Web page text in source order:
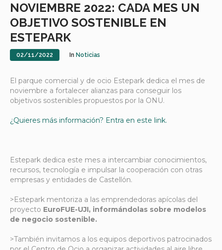
NOVIEMBRE 2022: CADA MES UN
OBJETIVO SOSTENIBLE EN
ESTEPARK
02/11/2022 In Noticias
El parque comercial y de ocio Estepark dedica el mes de
noviembre a fortalecer alianzas para conseguir los
objetivos sostenibles propuestos por la ONU.
¿Quieres más información? Entra en este link.
Estepark dedica este mes a intercambiar conocimientos,
recursos, tecnología e impulsar la cooperación con otras
empresas y entidades de Castellón.
>Estepark mentoriza a las emprendedoras apícolas del
proyecto EuroFUE-UJI, informándolas sobre modelos
de negocio sostenible.
>También invitamos a los equipos deportivos patrocinados